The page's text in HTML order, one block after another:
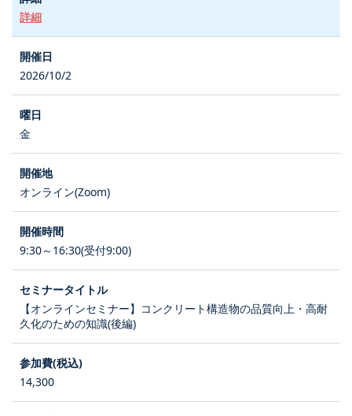
詳細
2026/10/2
金
オンライン(Zoom)
9:30～16:30(受付9:00)
【オンラインセミナー】コンクリート構造物の品質向上・高耐
久化のための知識(後編)
14,300